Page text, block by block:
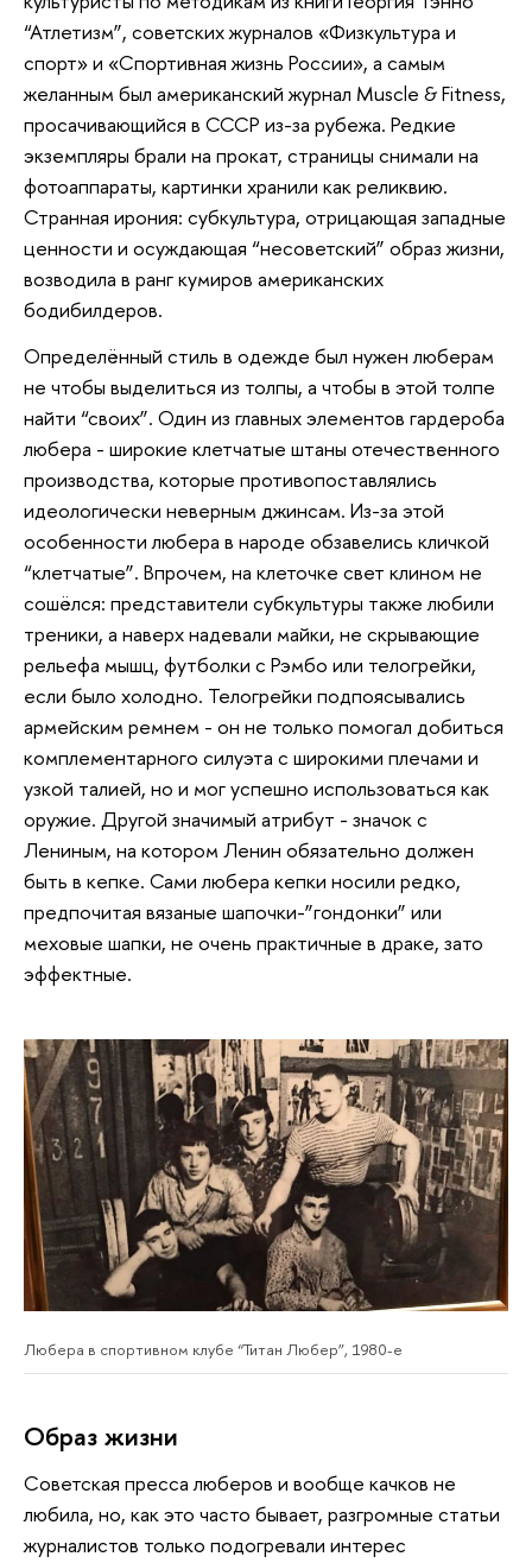
“Атлетизм”, советских журналов «Физкультура и
спорт» и «Спортивная жизнь России», а самым
желанным был американский журнал Muscle & Fitness,
просачивающийся в СССР из-за рубежа. Редкие
экземпляры брали на прокат, страницы снимали на
фотоаппараты, картинки хранили как реликвию.
Странная ирония: субкультура, отрицающая западные
ценности и осуждающая “несоветский” образ жизни,
возводила в ранг кумиров американских
бодибилдеров.
Определённый стиль в одежде был нужен люберам
не чтобы выделиться из толпы, а чтобы в этой толпе
найти “своих”. Один из главных элементов гардероба
любера - широкие клетчатые штаны отечественного
производства, которые противопоставлялись
идеологически неверным джинсам. Из-за этой
особенности любера в народе обзавелись кличкой
“клетчатые”. Впрочем, на клеточке свет клином не
сошёлся: представители субкультуры также любили
треники, а наверх надевали майки, не скрывающие
рельефа мышц, футболки с Рэмбо или телогрейки,
если было холодно. Телогрейки подпоясывались
армейским ремнем - он не только помогал добиться
комплементарного силуэта с широкими плечами и
узкой талией, но и мог успешно использоваться как
оружие. Другой значимый атрибут - значок с
Лениным, на котором Ленин обязательно должен
быть в кепке. Сами любера кепки носили редко,
предпочитая вязаные шапочки-”гондонки” или
меховые шапки, не очень практичные в драке, зато
эффектные.
Любера в спортивном клубе “Титан Любер”, 1980-е
Образ жизни
Советская пресса люберов и вообще качков не
любила, но, как это часто бывает, разгромные статьи
журналистов только подогревали интерес